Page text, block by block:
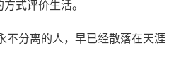
式评价生活。
不分离的人，早已经散落在天涯